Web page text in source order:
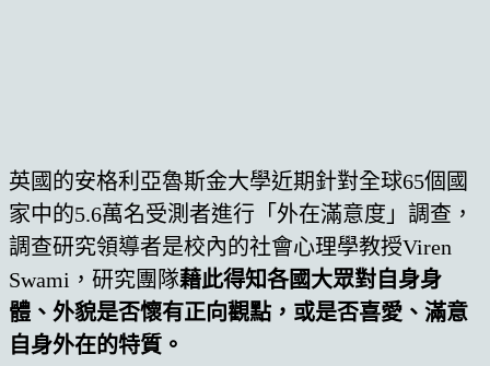
英國的安格利亞魯斯金大學近期針對全球65個國
家中的5.6萬名受測者進行「外在滿意度」調查，
調查研究領導者是校內的社會心理學教授Viren
Swami，研究團隊藉此得知各國大眾對自身身
體、外貌是否懷有正向觀點，或是否喜愛、滿意
自身外在的特質。